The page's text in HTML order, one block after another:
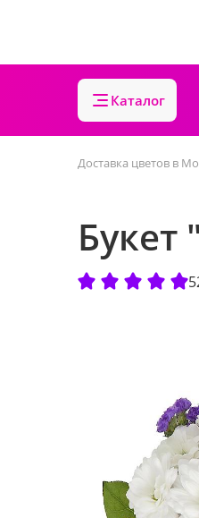
Каталог
Доставка цветов в
Букет